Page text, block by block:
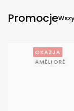
Promocje
OKAZJA
AMÉLIORÉ